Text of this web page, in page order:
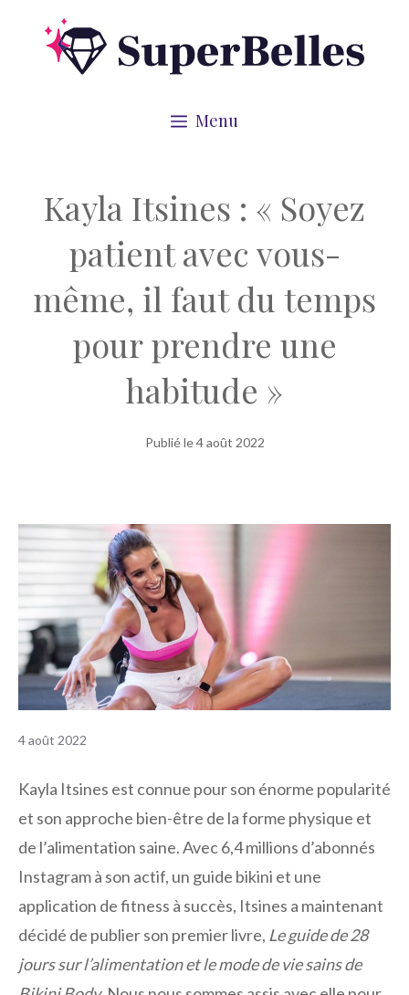
Menu
Kayla Itsines : « Soyez
patient avec vous-
même, il faut du temps
pour prendre une
habitude »
Publié le4 août 2022
4 août 2022
Kayla Itsines est connue pour son énorme popularité
et son approche bien-être de la forme physique et
de l’alimentation saine. Avec 6,4 millions d’abonnés
Instagram à son actif, un guide bikini et une
application de fitness à succès, Itsines a maintenant
décidé de publier son premier livre, Le guide de 28
jours sur l’alimentation et le mode de vie sains de